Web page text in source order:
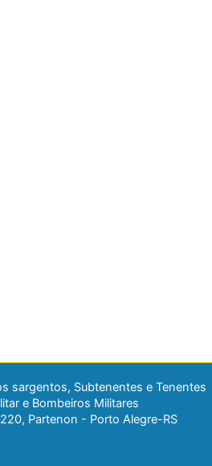
sargentos, Subtenentes e Tenentes
e Bombeiros Militares
Partenon - Porto Alegre-RS